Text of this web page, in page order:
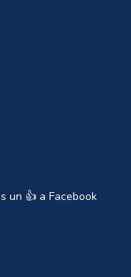
un 👍 a Facebook